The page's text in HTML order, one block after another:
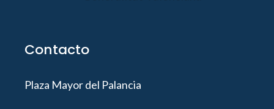
Contacto
Plaza Mayor del Palancia